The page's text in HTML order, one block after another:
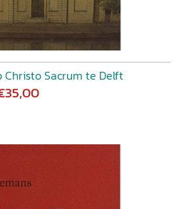
Christo Sacrum te Delft